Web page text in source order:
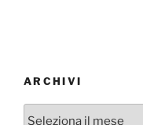
ARCHIVI
Archivi